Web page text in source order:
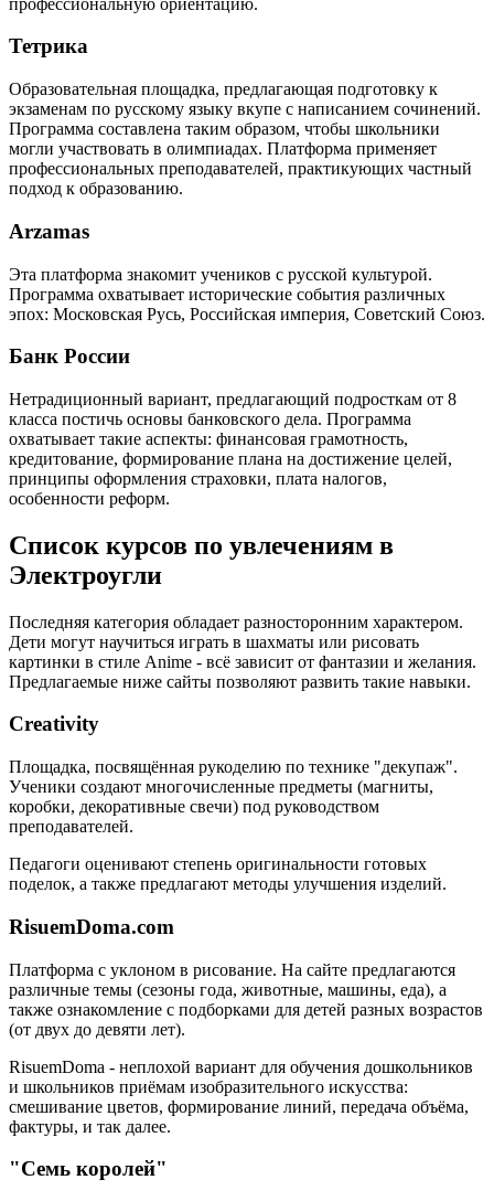
Тетрика
Образовательная площадка, предлагающая подготовку к
экзаменам по русскому языку вкупе с написанием сочинений.
Программа составлена таким образом, чтобы школьники
могли участвовать в олимпиадах. Платформа применяет
профессиональных преподавателей, практикующих частный
подход к образованию.
Arzamas
Эта платформа знакомит учеников с русской культурой.
Программа охватывает исторические события различных
эпох: Московская Русь, Российская империя, Советский Союз.
Банк России
Нетрадиционный вариант, предлагающий подросткам от 8
класса постичь основы банковского дела. Программа
охватывает такие аспекты: финансовая грамотность,
кредитование, формирование плана на достижение целей,
принципы оформления страховки, плата налогов,
особенности реформ.
Список курсов по увлечениям в
Электроугли
Последняя категория обладает разносторонним характером.
Дети могут научиться играть в шахматы или рисовать
картинки в стиле Anime - всё зависит от фантазии и желания.
Предлагаемые ниже сайты позволяют развить такие навыки.
Creativity
Площадка, посвящённая рукоделию по технике "декупаж".
Ученики создают многочисленные предметы (магниты,
коробки, декоративные свечи) под руководством
преподавателей.
Педагоги оценивают степень оригинальности готовых
поделок, а также предлагают методы улучшения изделий.
RisuemDoma.com
Платформа с уклоном в рисование. На сайте предлагаются
различные темы (сезоны года, животные, машины, еда), а
также ознакомление с подборками для детей разных возрастов
(от двух до девяти лет).
RisuemDoma - неплохой вариант для обучения дошкольников
и школьников приёмам изобразительного искусства:
смешивание цветов, формирование линий, передача объёма,
фактуры, и так далее.
"Семь королей"